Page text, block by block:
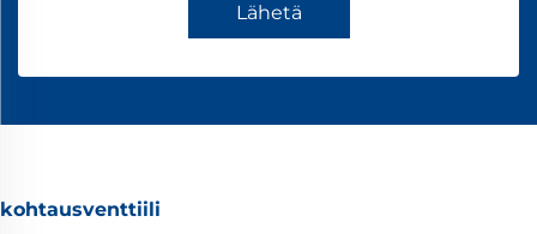
Lähetä
kohtausventtiili